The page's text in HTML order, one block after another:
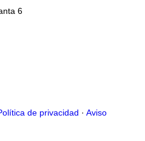
6
de privacidad · Aviso